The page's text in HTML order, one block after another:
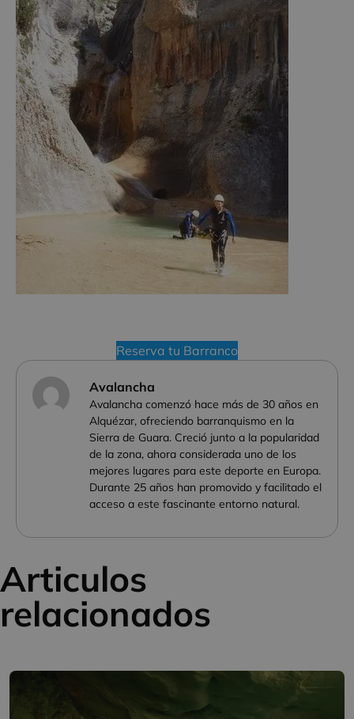
Reserva tu Barranco
Avalancha
Avalancha comenzó hace más de 30 años en
Alquézar, ofreciendo barranquismo en la
Sierra de Guara. Creció junto a la popularidad
de la zona, ahora considerada uno de los
mejores lugares para este deporte en Europa.
Durante 25 años han promovido y facilitado el
acceso a este fascinante entorno natural.
Articulos
relacionados